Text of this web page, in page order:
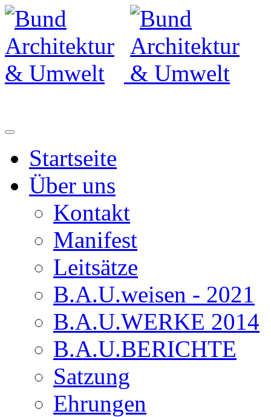
Startseite
Über uns
Kontakt
Manifest
Leitsätze
B.A.U.weisen - 2021
B.A.U.WERKE 2014
B.A.U.BERICHTE
Satzung
Ehrungen